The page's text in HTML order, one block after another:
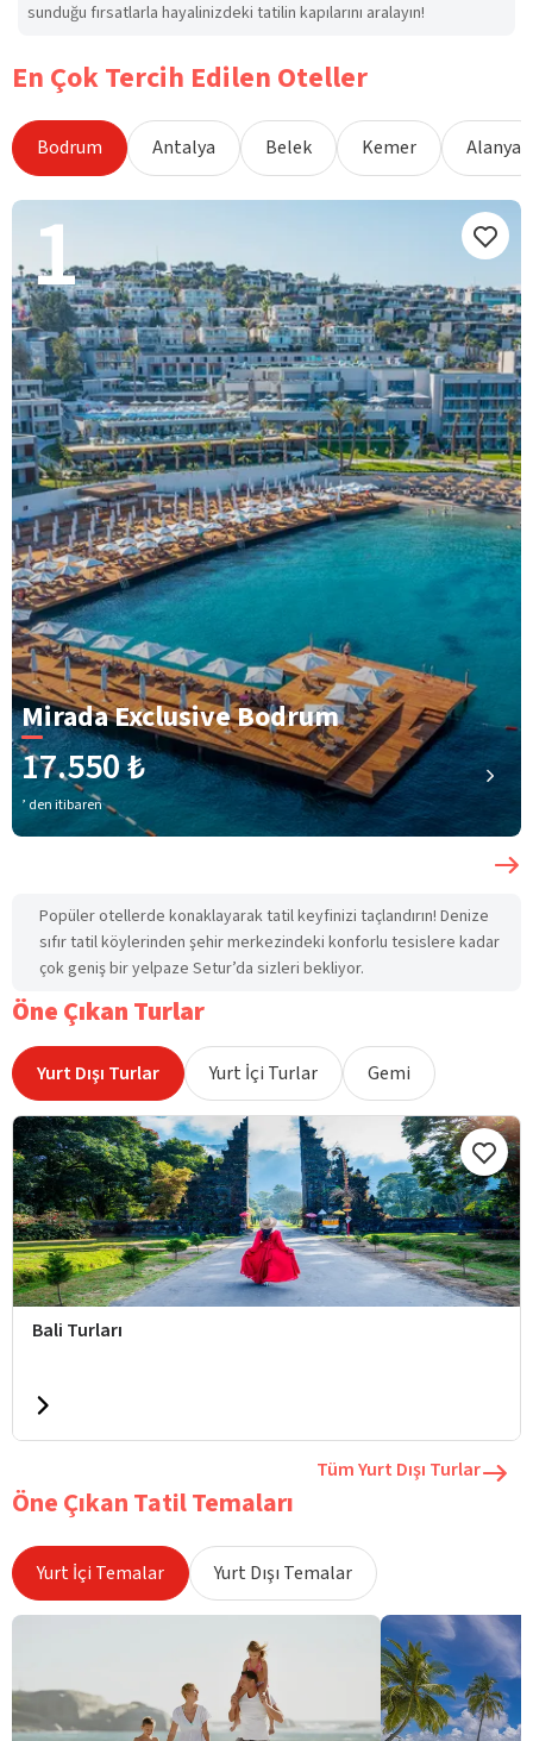
sunduğu fırsatlarla hayalinizdeki tatilin kapılarını aralayın!
En Çok Tercih Edilen Oteller
Bodrum Antalya Belek Kemer Alanya
1
Mirada Exclusive Bodrum
17.550 ₺
’ den itibaren
Popüler otellerde konaklayarak tatil keyfinizi taçlandırın! Denize
sıfır tatil köylerinden şehir merkezindeki konforlu tesislere kadar
çok geniş bir yelpaze Setur’da sizleri bekliyor.
Öne Çıkan Turlar
Yurt Dışı Turlar Yurt İçi Turlar Gemi
Bali Turları
Tüm Yurt Dışı Turlar
Öne Çıkan Tatil Temaları
Yurt İçi Temalar Yurt Dışı Temalar